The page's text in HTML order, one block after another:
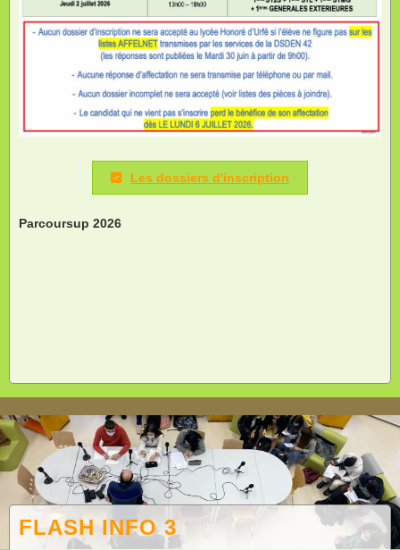
Les dossiers d'inscription
Parcoursup 2026
FLASH INFO 3